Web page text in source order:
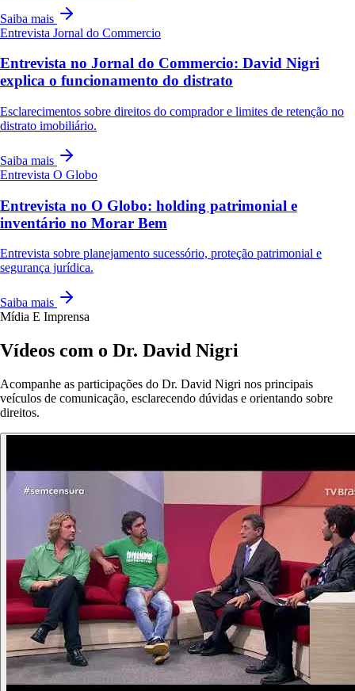
Saiba mais
Entrevista Jornal do Commercio
Entrevista no Jornal do Commercio: David Nigri
explica o funcionamento do distrato
Esclarecimentos sobre direitos do comprador e limites de retenção no
distrato imobiliário.
Saiba mais
Entrevista O Globo
Entrevista no O Globo: holding patrimonial e
inventário no Morar Bem
Entrevista sobre planejamento sucessório, proteção patrimonial e
segurança jurídica.
Saiba mais
Mídia E Imprensa
Vídeos com o Dr. David Nigri
Acompanhe as participações do Dr. David Nigri nos principais
veículos de comunicação, esclarecendo dúvidas e orientando sobre
direitos.